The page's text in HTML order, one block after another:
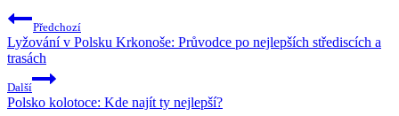
Předchozí
Lyžování v Polsku Krkonoše: Průvodce po nejlepších střediscích a
trasách
Další
Polsko kolotoce: Kde najít ty nejlepší?